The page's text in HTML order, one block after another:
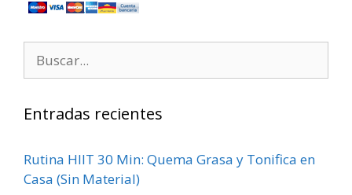
Entradas recientes
Rutina HIIT 30 Min: Quema Grasa y Tonifica en
Casa (Sin Material)